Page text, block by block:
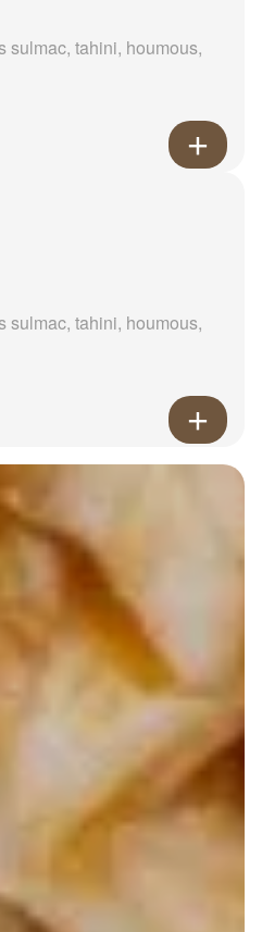
sulmac, tahini, houmous,
sulmac, tahini, houmous,